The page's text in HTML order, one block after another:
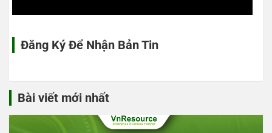
Đăng Ký Để Nhận Bản Tin
Bài viết mới nhất